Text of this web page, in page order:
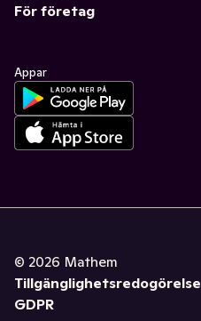
För företag
Appar
© 2026 Mathem
Tillgänglighetsredogörelse
GDPR